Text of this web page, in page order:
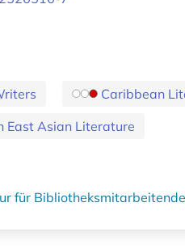
Caribbean
East Asian Literature
für